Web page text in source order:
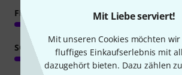
Mit Liebe serviert!
Mit unseren Cookies möchten
fluffiges Einkaufserlebnis mit
dazugehört bieten. Dazu zählen
FEATURES
SOUND